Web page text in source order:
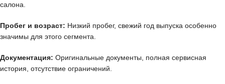
салона.
Пробег и возраст: Низкий пробег, свежий год выпуска особенно
значимы для этого сегмента.
Документация: Оригинальные документы, полная сервисная
история, отсутствие ограничений.